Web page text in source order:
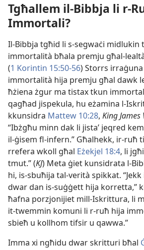
Tgħallem il-Bibbja li r-
Immortali?
Il-Bibbja tgħid li s-segwaċi midlukin
immortalità bħala premju għal-
(1 Korintin 15:50-56) Storrs
immortalità hija premju għal dawk
ħżiena żgur ma tistax tkun
qagħad jispekula, hu eżamina l-
kkunsidra Mattew 10:28, King James
“Ibżgħu minn dak li jistaʼ jeqred
il-ġisem fl-infern.” Għalhekk, ir-ruħ
rrefera wkoll għal Eżekjel 18:4, li
tmut.” (KJ) Meta ġiet kunsidrata l-
hi, is-sbuħija tal-verità spikkat.
dwar dan is-suġġett hija korretta,”
ħafna porzjonijiet mill-Iskrittura, li
it-twemmin komuni li r-ruħ hija
sbieħ u kollhom tifsir u qawwa.”
Imma xi ngħidu dwar skritturi bħal